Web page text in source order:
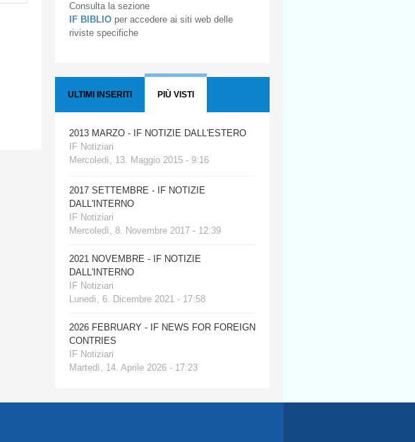
Consulta la sezione
IF BIBLIO per accedere ai siti web delle
riviste specifiche
ULTIMI INSERITI PIÙ VISTI
2013 MARZO - IF NOTIZIE DALL'ESTERO
IF Notiziari
Mercoledì, 13. Maggio 2015 - 9:16
2017 SETTEMBRE - IF NOTIZIE
DALL'INTERNO
IF Notiziari
Mercoledì, 8. Novembre 2017 - 12:39
2021 NOVEMBRE - IF NOTIZIE
DALL'INTERNO
IF Notiziari
Lunedì, 6. Dicembre 2021 - 17:58
2026 FEBRUARY - IF NEWS FOR FOREIGN
CONTRIES
IF Notiziari
Martedì, 14. Aprile 2026 - 17:23